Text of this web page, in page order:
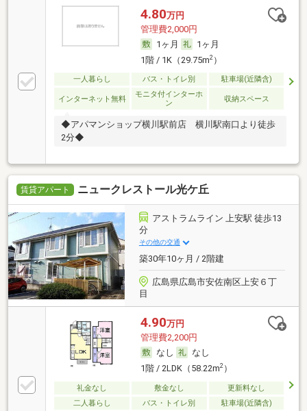
4.80万円
管理費2,000円
1ヶ月
1ヶ月
1階 / 1K（29.75m2）
一人暮らし バス・トイレ別 駐車場(近隣含)
インターネット無料
モニタ付インターホ
ン
収納スペース
◆アパマンショップ横川駅前店 横川駅南口より徒歩
2分◆
賃貸アパート ニュークレストール光ケ丘
アストラムライン 上安駅 徒歩13
分
その他の交通
築30年10ヶ月 / 2階建
広島県広島市安佐南区上安６丁
目
4.90万円
管理費2,200円
なし
なし
1階 / 2LDK（58.22m2）
礼金なし 敷金なし
更新料なし
二人暮らし
バス・トイレ別 駐車場(近隣含)